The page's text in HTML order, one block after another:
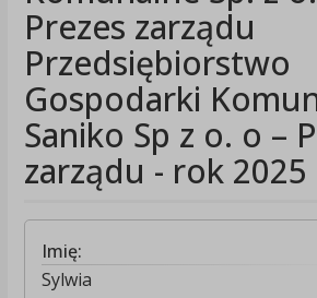
Prezes zarządu
Przedsiębiorstwo
Gospodarki
Saniko Sp z o. o –
zarządu - rok 2025
Imię:
Sylwia